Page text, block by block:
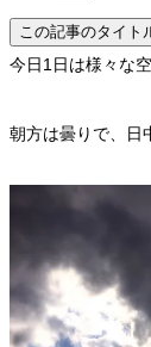
この記事のタイト
今日1日は様々な
朝方は曇りで、日